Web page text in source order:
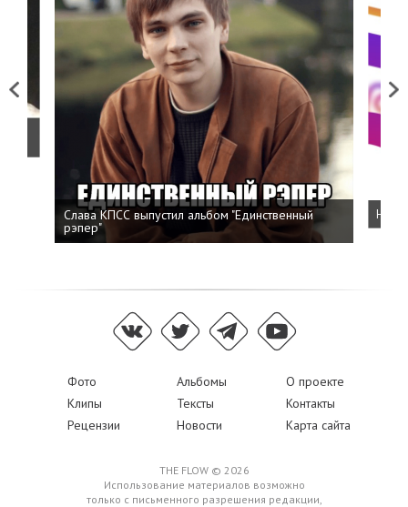
Previous
Слава КПСС выпустил альбом "Единственный
рэпер"
Next
Фото Альбомы
О проекте
Клипы
Тексты
Контакты
Рецензии
Новости Карта сайта
THE FLOW © 2026
Использование материалов возможно
только с письменного разрешения редакции,